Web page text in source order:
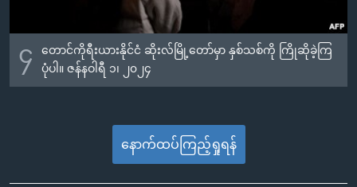
၄
တောင်ကိုရီးယားနိုင်ငံ ဆိုးလ်မြို့တော်မှာ နှစ်သစ်ကို ကြိုဆိုခဲ့ကြ
ပုံပါ။ ဇန်နဝါရီ ၁၊ ၂၀၂၄
နောက်ထပ်ကြည့်ရှုရန်